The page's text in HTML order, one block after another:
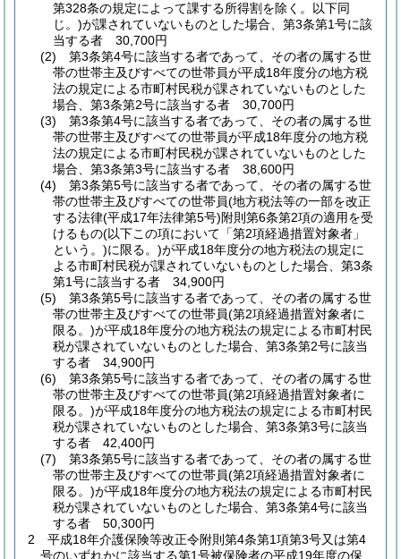
第328条の規定によって課する所得割を除く。以下同
じ。)が課されていないものとした場合、第3条第1号に該
当する者 30,700円
(2)
第3条第4号に該当する者であって、その者の属する世
帯の世帯主及びすべての世帯員が平成18年度分の地方税
法の規定による市町村民税が課されていないものとした
場合、第3条第2号に該当する者 30,700円
(3)
第3条第4号に該当する者であって、その者の属する世
帯の世帯主及びすべての世帯員が平成18年度分の地方税
法の規定による市町村民税が課されていないものとした
場合、第3条第3号に該当する者 38,600円
(4)
第3条第5号に該当する者であって、その者の属する世
帯の世帯主及びすべての世帯員(地方税法等の一部を改正
する法律(平成17年法律第5号)附則第6条第2項の適用を受
けるもの(以下この項において「第2項経過措置対象者」
という。)に限る。)が平成18年度分の地方税法の規定に
よる市町村民税が課されていないものとした場合、第3条
第1号に該当する者 34,900円
(5)
第3条第5号に該当する者であって、その者の属する世
帯の世帯主及びすべての世帯員(第2項経過措置対象者に
限る。)が平成18年度分の地方税法の規定による市町村民
税が課されていないものとした場合、第3条第2号に該当
する者 34,900円
(6)
第3条第5号に該当する者であって、その者の属する世
帯の世帯主及びすべての世帯員(第2項経過措置対象者に
限る。)が平成18年度分の地方税法の規定による市町村民
税が課されていないものとした場合、第3条第3号に該当
する者 42,400円
(7)
第3条第5号に該当する者であって、その者の属する世
帯の世帯主及びすべての世帯員(第2項経過措置対象者に
限る。)が平成18年度分の地方税法の規定による市町村民
税が課されていないものとした場合、第3条第4号に該当
する者 50,300円
2
平成18年介護保険等改正令附則第4条第1項第3号又は第4
号のいずれかに該当する第1号被保険者の平成19年度の保